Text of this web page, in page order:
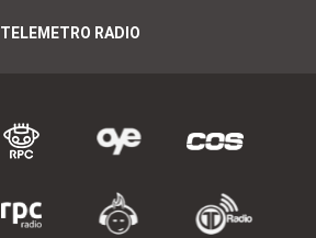
TELEMETRO RADIO